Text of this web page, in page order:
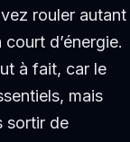
rouler autant
d’énergie.
à fait, car le
mais
sortir de